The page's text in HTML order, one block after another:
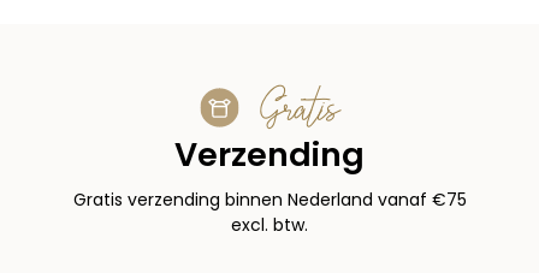
Gratis
Verzending
Gratis verzending binnen Nederland vanaf €75
excl. btw.